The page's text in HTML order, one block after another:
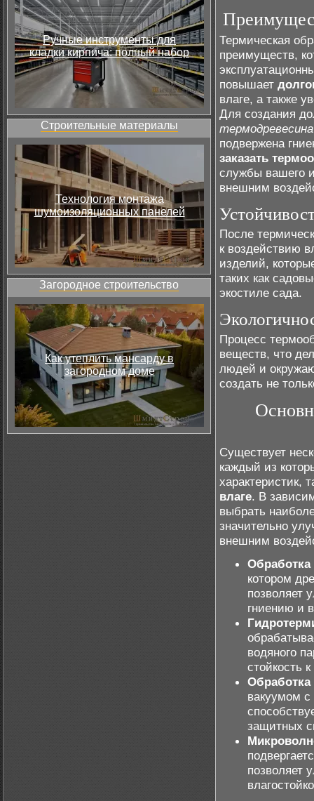
Ручные инструменты для
кладки кирпича: полный набор
Строительные материалы
Технология монтажа
шумоизоляционных панелей
Загородное строительство
Как утеплить мансарду в
загородном доме
Термическая
преимуществ,
повышает
влаге, а также
Для создания
термодревесина
подвержена
заказать
службы вашего
внешним
После
к воздействию
изделий,
таких как
экостиле сада.
Процесс
веществ, что
людей и
создать не
Существует
каждый из
характеристик,
влаге. В
выбрать
значительно
внешним
Обработка
котором
позволяет
гниению и
водяного
стойкость
вакуумом с
защитных
позволяет